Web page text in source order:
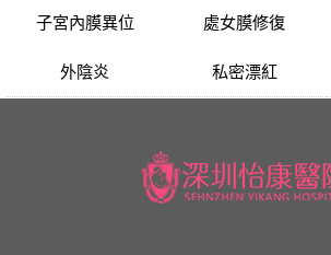
子宮內膜異位
外陰炎
處女膜修復
私密漂紅